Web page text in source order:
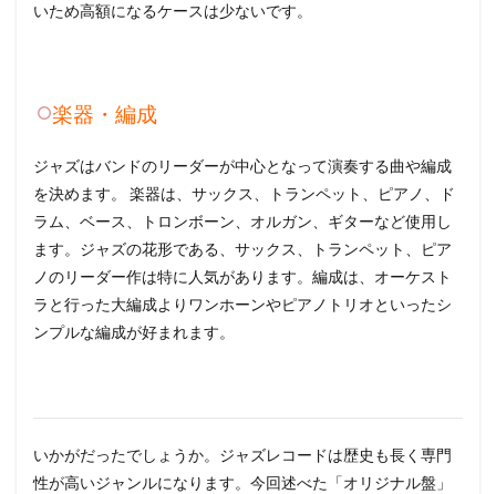
いため高額になるケースは少ないです。
楽器・編成
ジャズはバンドのリーダーが中心となって演奏する曲や編成
を決めます。 楽器は、サックス、トランペット、ピアノ、ド
ラム、ベース、トロンボーン、オルガン、ギターなど使用し
ます。ジャズの花形である、サックス、トランペット、ピア
ノのリーダー作は特に人気があります。編成は、オーケスト
ラと行った大編成よりワンホーンやピアノトリオといったシ
ンプルな編成が好まれます。
いかがだったでしょうか。ジャズレコードは歴史も長く専門
性が高いジャンルになります。今回述べた「オリジナル盤」